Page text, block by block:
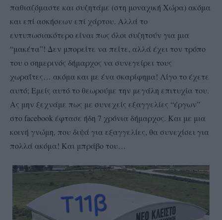
παθιαζόμαστε και συζητάμε (στη μοναχική Χώρα) ακόμα
και επί ασκήσεων επί χάρτου. Αλλά το
εντυπωσιακότερο είναι πως όλοι συζητούν για μια
“μακέτα”! Δεν μπορείτε να πείτε, αλλά έχει τον τρόπο
του ο σημερινός δήμαρχος να συνεγείρει τους
χωραΐτες… ακόμα και με ένα σκαρίφημα! Λίγο το έχετε
αυτό; Εμείς αυτό το θεωρούμε την μεγάλη επιτυχία του.
Ας μην ξεχνάμε πως με συνεχείς εξαγγελίες “έργων”
στο facebook έφτασε ήδη 7 χρόνια δήμαρχος. Και με μια
κοινή γνώμη, που διψά για εξαγγελίες, θα συνεχίσει για
πολλά ακόμα! Και μπράβο του…